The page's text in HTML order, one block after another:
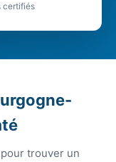
certifiés
trouver un